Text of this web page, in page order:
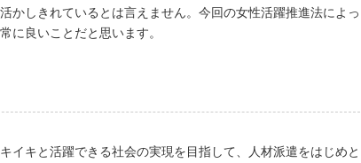
かしきれているとは言えません。今回の女性活躍推進法によっ
に良いことだと思います。
イキと活躍できる社会の実現を目指して、人材派遣をはじめと